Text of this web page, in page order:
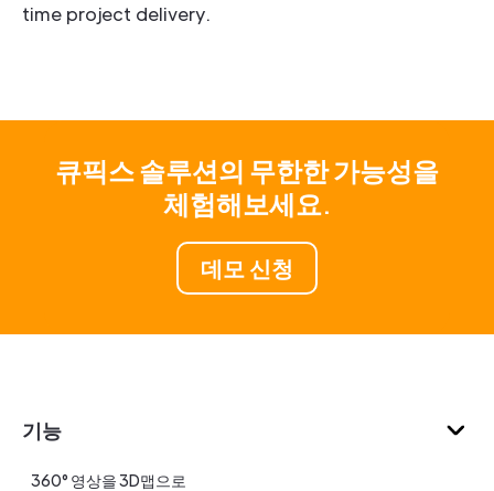
time project delivery.
큐픽스 솔루션의 무한한 가능성을
체험해보세요.
데모 신청
기능
360° 영상을 3D맵으로